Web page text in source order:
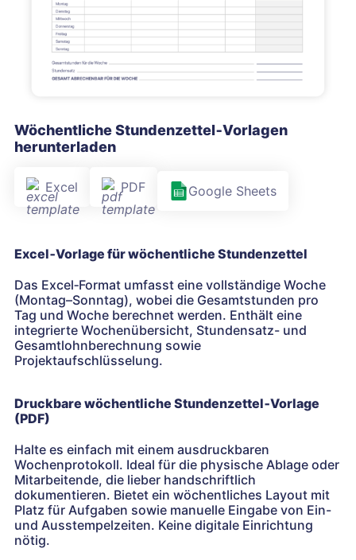
Wöchentliche Stundenzettel‑Vorlagen
herunterladen
Excel PDF Google Sheets
Excel‑Vorlage für wöchentliche Stundenzettel
Das Excel‑Format umfasst eine vollständige Woche
(Montag–Sonntag), wobei die Gesamtstunden pro
Tag und Woche berechnet werden. Enthält eine
integrierte Wochenübersicht, Stundensatz- und
Gesamtlohnberechnung sowie
Projektaufschlüsselung.
Druckbare wöchentliche Stundenzettel‑Vorlage
(PDF)
Halte es einfach mit einem ausdruckbaren
Wochenprotokoll. Ideal für die physische Ablage oder
Mitarbeitende, die lieber handschriftlich
dokumentieren. Bietet ein wöchentliches Layout mit
Platz für Aufgaben sowie manuelle Eingabe von Ein-
und Ausstempelzeiten. Keine digitale Einrichtung
nötig.